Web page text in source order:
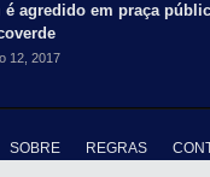
é agredido em praça
12, 2017
SOBRE REGRAS